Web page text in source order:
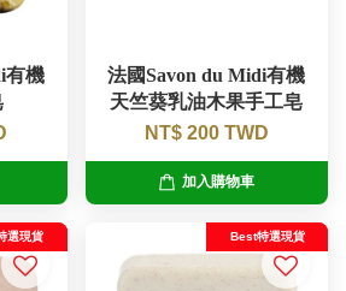
有機
法國Savon du Midi有機
天竺葵乳油木果手工皂
NT$ 200 TWD
加入購物車
選現貨 Best特選現貨